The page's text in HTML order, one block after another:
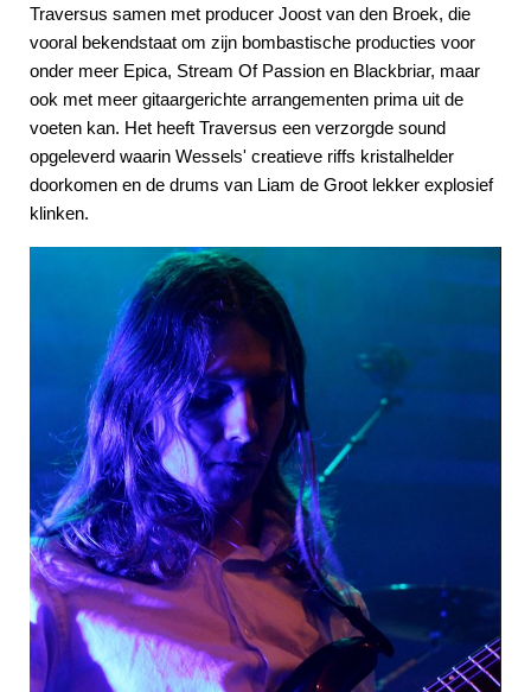
Traversus samen met producer Joost van den Broek, die
vooral bekendstaat om zijn bombastische producties voor
onder meer Epica, Stream Of Passion en Blackbriar, maar
ook met meer gitaargerichte arrangementen prima uit de
voeten kan. Het heeft Traversus een verzorgde sound
opgeleverd waarin Wessels' creatieve riffs kristalhelder
doorkomen en de drums van Liam de Groot lekker explosief
klinken.